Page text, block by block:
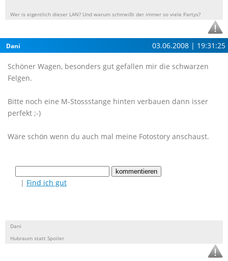
Wer is eigentlich dieser LAN? Und warum schmeißt der immer so viele Partys?
Dani 03.06.2008 | 19:31:25
Schöner Wagen, besonders gut gefallen mir die schwarzen
Felgen.
Bitte noch eine M-Stossstange hinten verbauen dann isser
perfekt ;-)
Wäre schön wenn du auch mal meine Fotostory anschaust.
| Find ich gut
Dani
Hubraum statt Spoiler